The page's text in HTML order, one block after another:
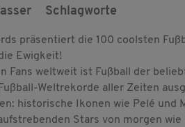
Schlagworte
präsentiert die 100 coolsten
Ewigkeit!
Fans weltweit ist Fußball der
Weltrekorde aller Zeiten
historische Ikonen wie Pelé und
Stars von morgen